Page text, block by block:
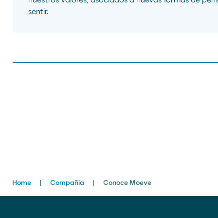
sentir.
Breadcrumbs
Home Compañía Conoce Moeve